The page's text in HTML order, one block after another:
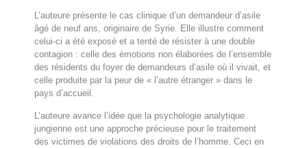
L’auteure présente le cas clinique d’un demandeur d’asile
âgé de neuf ans, originaire de Syrie. Elle illustre comment
celui-ci a été exposé et a tenté de résister à une double
contagion : celle des émotions non élaborées de l’ensemble
des résidents du foyer de demandeurs d’asile où il vivait, et
celle produite par la peur de « l’autre étranger » dans le
pays d’accueil.
L’auteure avance l’idée que la psychologie analytique
jungienne est une approche précieuse pour le traitement
des victimes de violations des droits de l’homme. Ceci en